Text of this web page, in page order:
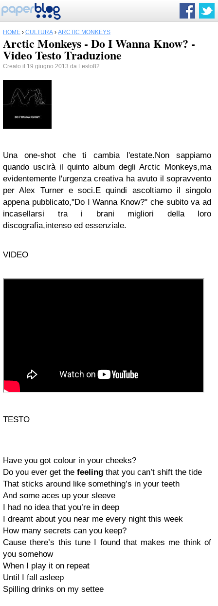
HOME › CULTURA › ARCTIC MONKEYS
Arctic Monkeys - Do I Wanna Know? -
Video Testo Traduzione
Creato il 19 giugno 2013 da Lesto82
Una one-shot che ti cambia l'estate.Non sappiamo
quando uscirà il quinto album degli Arctic Monkeys,ma
evidentemente l'urgenza creativa ha avuto il sopravvento
per Alex Turner e soci.E quindi ascoltiamo il singolo
appena pubblicato,"Do I Wanna Know?" che subito va ad
incasellarsi tra i brani migliori della loro
discografia,intenso ed essenziale.
VIDEO
TESTO
Have you got colour in your cheeks?
Do you ever get the feeling that you can’t shift the tide
That sticks around like something’s in your teeth
And some aces up your sleeve
I had no idea that you’re in deep
I dreamt about you near me every night this week
How many secrets can you keep?
Cause there’s this tune I found that makes me think of
you somehow
When I play it on repeat
Until I fall asleep
Spilling drinks on my settee